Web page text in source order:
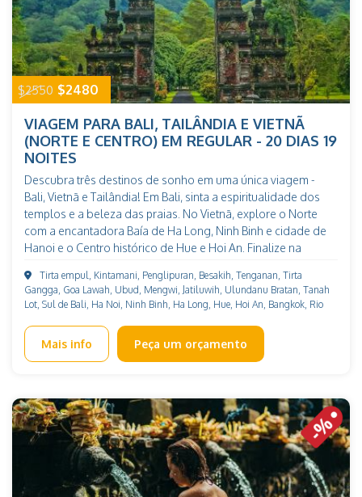
$2550 $2480
VIAGEM PARA BALI, TAILÂNDIA E VIETNÃ
(NORTE E CENTRO) EM REGULAR - 20 DIAS 19
NOITES
Descubra três destinos de sonho em uma única viagem -
Bali, Vietnã e Tailândia! Em Bali, sinta a espiritualidade dos
templos e a beleza das praias. No Vietnã, explore o Norte
com a encantadora Baía de Ha Long, Ninh Binh e cidade de
Hanoi e o Centro histórico de Hue e Hoi An. Finalize na
bonitos. Uma experiência inesquecível no Sudeste Asiático!
Tirta empul, Kintamani, Penglipuran, Besakih, Tenganan, Tirta
Gangga, Goa Lawah, Ubud, Mengwi, Jatiluwih, Ulundanu Bratan, Tanah
Lot, Sul de Bali, Ha Noi, Ninh Binh, Ha Long, Hue, Hoi An, Bangkok, Rio
Mais info Peça um orçamento